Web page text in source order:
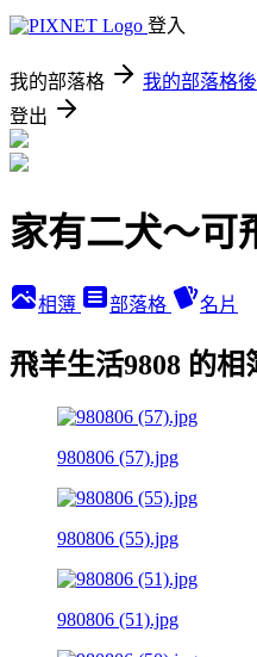
登入
我的部落格 我的部落格
登出
家有二犬～可
相簿 部落格 名片
飛羊生活9808 的相
980806 (57).jpg
980806 (55).jpg
980806 (51).jpg